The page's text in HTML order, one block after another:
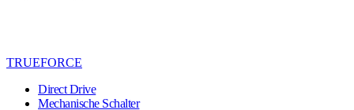
TRUEFORCE
Direct Drive
Mechanische Schalter